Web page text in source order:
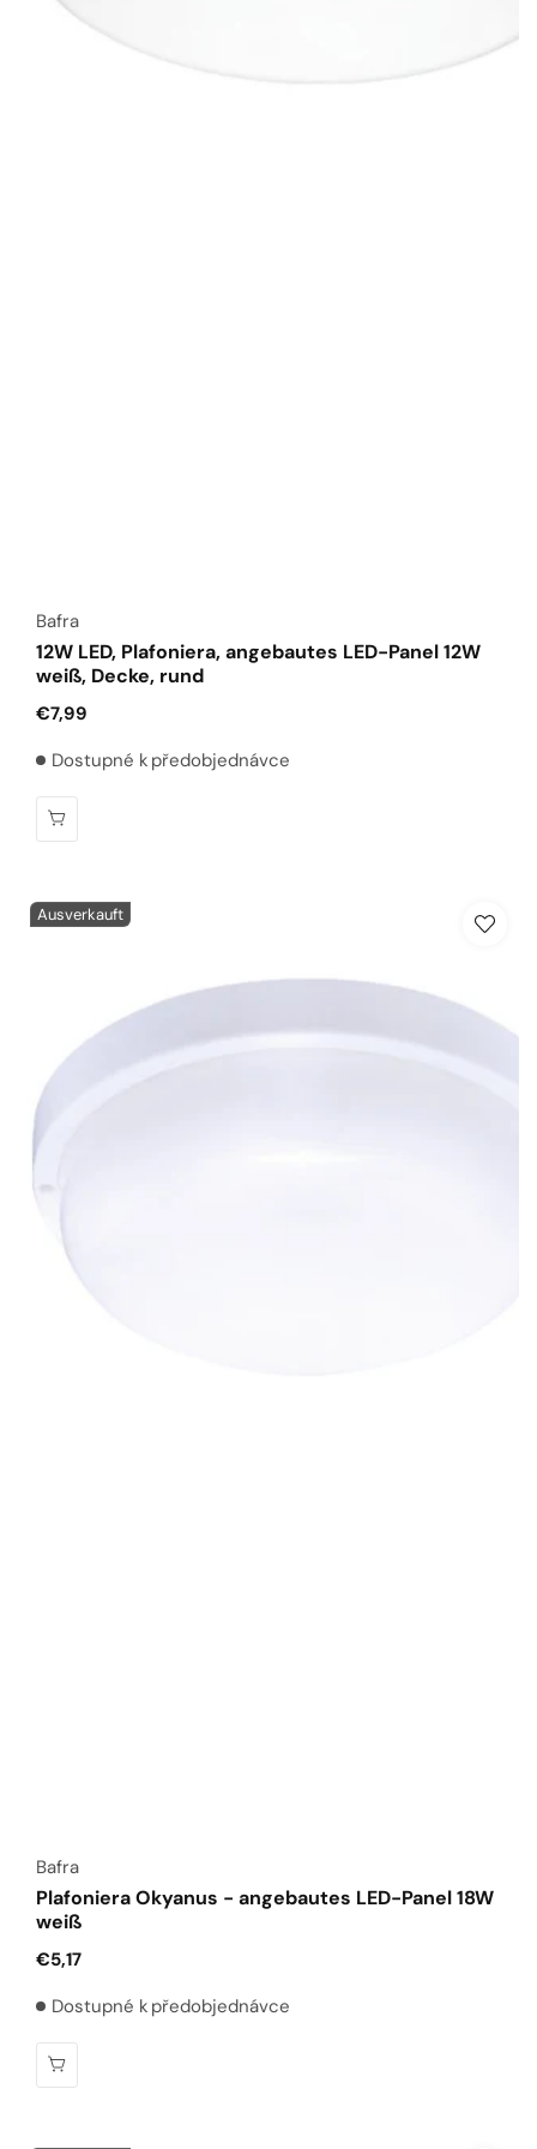
Bafra
12W LED, Plafoniera, angebautes LED-Panel 12W
weiß, Decke, rund
Normaler
€7,99
Dostupné k předobjednávce
Ausverkauft
Bafra
Plafoniera Okyanus - angebautes LED-Panel 18W
weiß
Normaler
€5,17
Dostupné k předobjednávce